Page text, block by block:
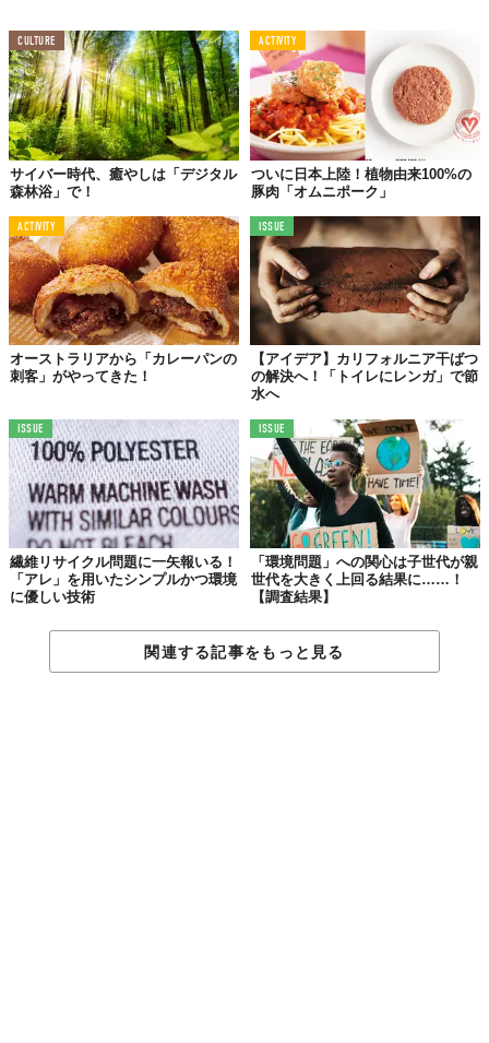
植物育成には厳しい環境下に暮らす人々にとって、降雨量の少な
さや寒暖差などの気候状況が、つねにボトルネックにありまし
た。環境に逆らうのではなく、環境に適応するシステム構築こそ
がRoots Up開発者たちの狙いだったのです。
現在、ハウスは農作物の安定的供給に向けて、設置の準備を進め
ているそう。「自給自足を軌道に乗せる」次なる目標はまさにそ
こと、Roots Up代表者のMathilde Richelet氏は、公式ブログに意
CULTURE
サイバー時代、癒やしは「デジタル
森林浴」で！
ACTIVITY
ついに日本上陸！植物由来100%の
豚肉「オムニポーク」
ACTIVITY
オーストラリアから「カレーパンの
刺客」がやってきた！
ISSUE
【アイデア】カリフォルニア干ばつ
の解決へ！「トイレにレンガ」で節
水へ
ISSUE
繊維リサイクル問題に一矢報いる！
「アレ」を用いたシンプルかつ環境
に優しい技術
ISSUE
「環境問題」への関心は子世代が親
世代を大きく上回る結果に……！
【調査結果】
関連する記事をもっと見る